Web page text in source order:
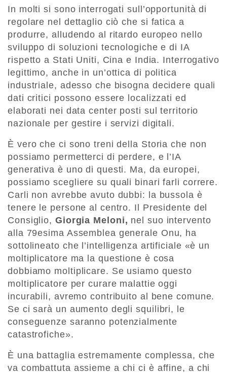
In molti si sono interrogati sull’opportunità di
regolare nel dettaglio ciò che si fatica a
produrre, alludendo al ritardo europeo nello
sviluppo di soluzioni tecnologiche e di IA
rispetto a Stati Uniti, Cina e India. Interrogativo
legittimo, anche in un’ottica di politica
industriale, adesso che bisogna decidere quali
dati critici possono essere localizzati ed
elaborati nei data center posti sul territorio
nazionale per gestire i servizi digitali.
È vero che ci sono treni della Storia che non
possiamo permetterci di perdere, e l’IA
generativa è uno di questi. Ma, da europei,
possiamo scegliere su quali binari farli correre.
Carli non avrebbe avuto dubbi: la bussola è
tenere le persone al centro. Il Presidente del
Consiglio, Giorgia Meloni, nel suo intervento
alla 79esima Assemblea generale Onu, ha
sottolineato che l’intelligenza artificiale «è un
moltiplicatore ma la questione è cosa
dobbiamo moltiplicare. Se usiamo questo
moltiplicatore per curare malattie oggi
incurabili, avremo contribuito al bene comune.
Se ci sarà un aumento degli squilibri, le
conseguenze saranno potenzialmente
catastrofiche».
È una battaglia estremamente complessa, che
va combattuta assieme a chi ci è affine, a chi